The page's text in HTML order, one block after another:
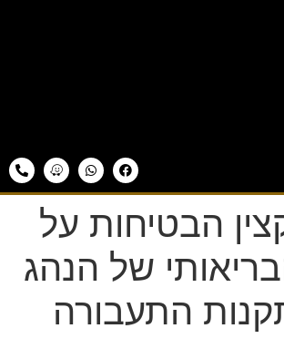
הבטיחות על
של הנהג
התעבורה